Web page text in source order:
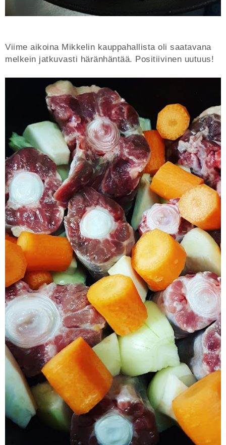
Viime aikoina Mikkelin kauppahallista oli saatavana
melkein jatkuvasti häränhäntää. Positiivinen uutuus!